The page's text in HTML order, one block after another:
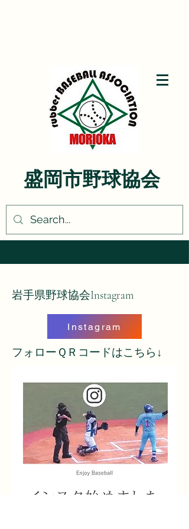
盛岡市野球協会
​岩手県野球協会Instagram
Instagram
​フォローＱＲコードはこちら↓